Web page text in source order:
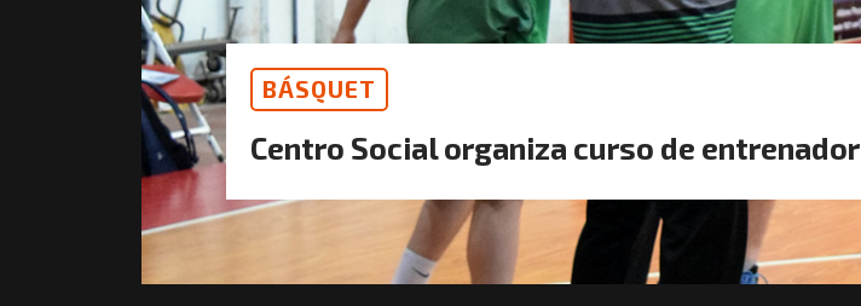
BÁSQUET
Centro Social organiza curso de entrenador